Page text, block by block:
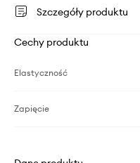
Szczegóły produktu
Cechy produktu
Elastyczność
Zapięcie